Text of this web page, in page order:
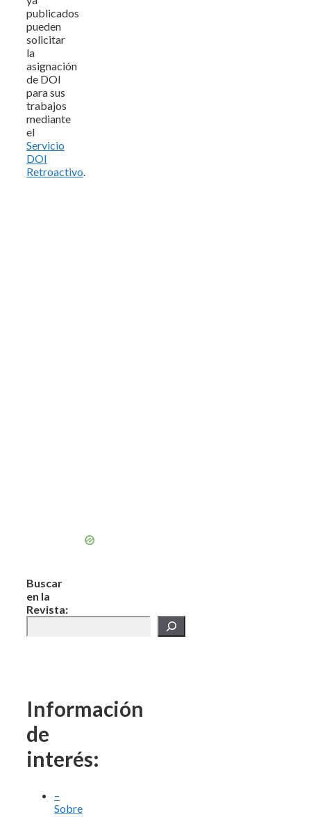
publicados
pueden
solicitar
la
asignación
de DOI
para sus
trabajos
mediante
el
Servicio
DOI
Retroactivo.
Buscar
en la
Revista:
Información
de
interés:
–
Sobre